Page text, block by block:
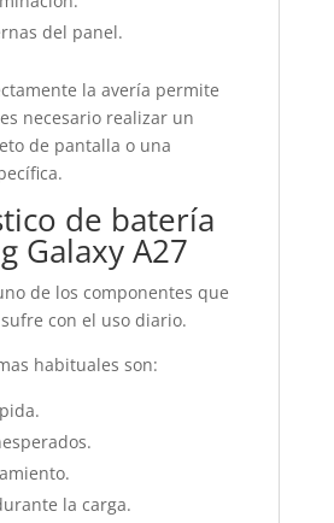
del panel.
la avería permite
necesario realizar un
de pantalla o una
de batería
Galaxy A27
de los componentes que
con el uso diario.
habituales son:
la carga.